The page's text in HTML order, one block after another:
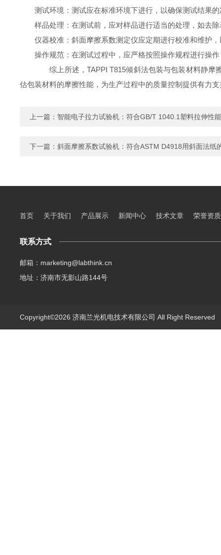
测试环境：测试应在标准环境下进行，以确保测试结果
样品处理：在测试前，应对样品进行适当的处理，如去
仪器校准：斜面摩擦系数测定仪应定期进行校准和维护
操作规范：在测试过程中，应严格按照操作规程进行操
综上所述，TAPPI T815倾斜法包装与包装材料静摩
估包装材料的摩擦性能，为生产过程中的质量控制提供有力
上一篇： 智能电子拉力试验机：符合GB/T 1040.1塑料拉伸性
下一篇： 斜面摩擦系数试验机：符合ASTM D4918用斜面法纸
首页 关于我们 产品展示 新闻中心 技术文章 荣誉资质
联系方式
邮箱：marketing@labthink.cn
地址：济南市无影山路144号
Copyright©2026 济南兰光机电技术有限公司 All Right